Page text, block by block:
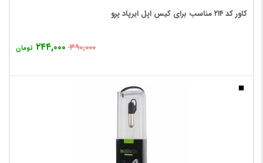
کاور کد ۲۱۴ مناسب برای کیس اپل ایرپاد پرو
۳۹۰,۰۰۰ ۲۴۴,۰۰۰ تومان